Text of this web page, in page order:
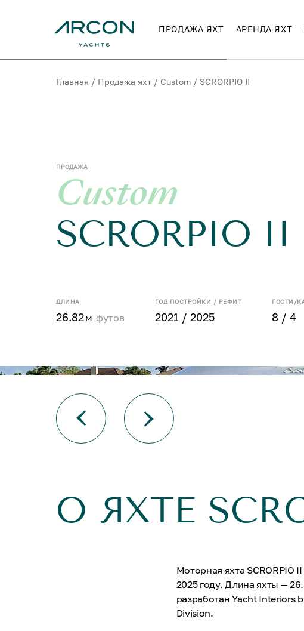
ПРОДАЖА ЯХТ АРЕНДА ЯХТ
Главная / Продажа яхт / Custom / SCRORPIO II
ПРОДАЖА
Custom
SCRORPIO II
ДЛИНА
26.82м футов
ГОД ПОСТРОЙКИ / РЕФИТ
2021 / 2025
ГОСТИ/
8 / 4
О ЯХТЕ
Моторная яхта SCRORPIO
2025 году. Длина яхты —
разработан Yacht Interiors
Division.